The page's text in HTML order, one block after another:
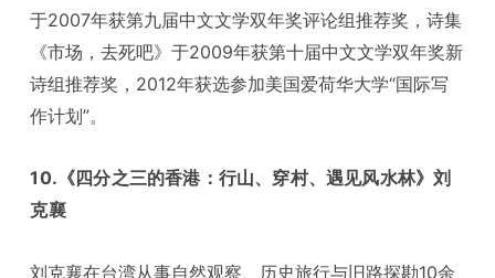
于2007年获第九届中文文学双年奖评论组推荐奖，诗集
《市场，去死吧》于2009年获第十届中文文学双年奖新
诗组推荐奖，2012年获选参加美国爱荷华大学“国际写
作计划”。
10.《四分之三的香港：行山、穿村、遇见风水林》刘
克襄
刘克襄在台湾从事自然观察、历史旅行与旧路探勘10余